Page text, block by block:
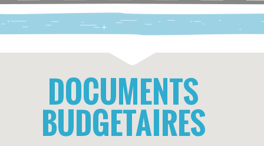
DOCUMENTS
BUDGETAIRES